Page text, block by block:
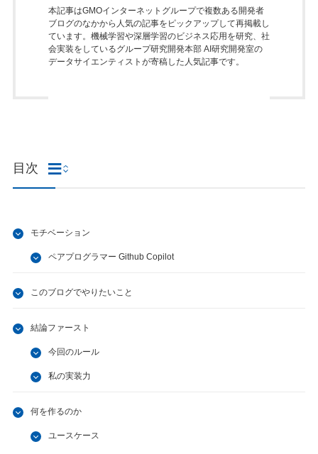
本記事はGMOインターネットグループで複数ある開発者
ブログのなかから人気の記事をピックアップして再掲載し
ています。機械学習や深層学習のビジネス応用を研究、社
会実装をしているグループ研究開発本部 AI研究開発室の
データサイエンティストが寄稿した人気記事です。
目次
モチベーション
ペアプログラマー Github Copilot
このブログでやりたいこと
結論ファースト
今回のルール
私の実装力
何を作るのか
ユースケース